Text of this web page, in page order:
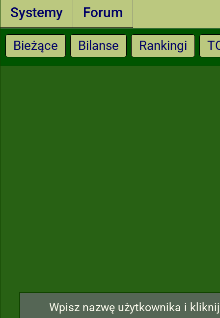
Systemy
Forum
Bieżące Bilanse Rankingi
Wpisz nazwę użytkownika i